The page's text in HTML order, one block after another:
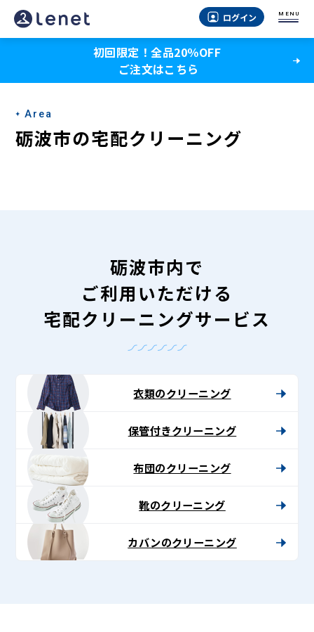
砺
波
の
宅
配
ト〉
ログイン MENU
初回限定！全品20％OFF
ご注文はこちら
Area
砺波市の宅配クリーニング
砺波市内で
ご利用いただける
宅配クリーニングサービス
衣類のクリーニング
保管付きクリーニング
布団のクリーニング
靴のクリーニング
カバンのクリーニング